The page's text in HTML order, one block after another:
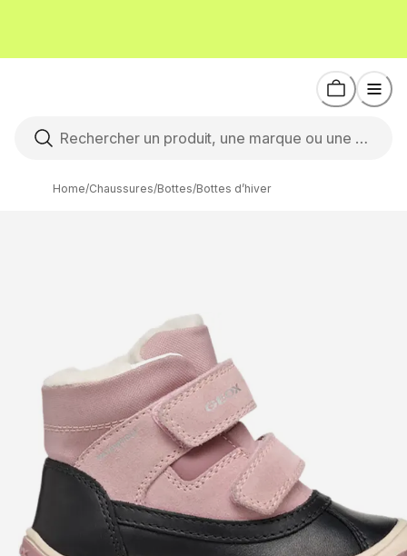
Home/Chaussures/Bottes/Bottes d’hiver